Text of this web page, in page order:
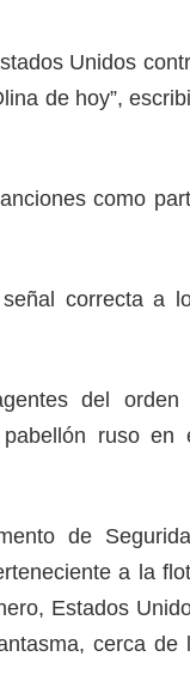
Unidos
de hoy”,
como
correcta a
del orden
ruso en
de
a la
Estados
cerca de